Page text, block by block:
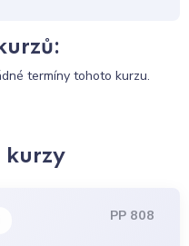
termíny tohoto kurzu.
kurzy
PP 808